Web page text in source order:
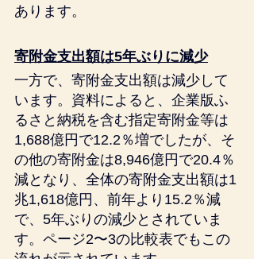
あります。
寄附金支出額は5年ぶりに減少
一方で、寄附金支出額は減少して
います。資料によると、企業版ふ
るさと納税を含む指定寄附金等は
1,688億円で12.2％増でしたが、そ
の他の寄附金は8,946億円で20.4％
減となり、全体の寄附金支出額は1
兆1,618億円、前年より15.2％減
で、5年ぶりの減少とされていま
す。ページ2〜3の比較表でもこの